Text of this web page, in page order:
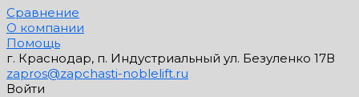
Сравнение
О компании
Помощь
г. Краснодар, п. Индустриальный ул. Безуленко 17В
zapros@zapchasti-noblelift.ru
Войти